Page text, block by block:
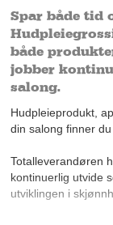
Spar både tid
både
jobber
salong.
Hudpleieprodukt,
din salong finner
Totalleverandøren
kontinuerlig utvide
utviklingen i